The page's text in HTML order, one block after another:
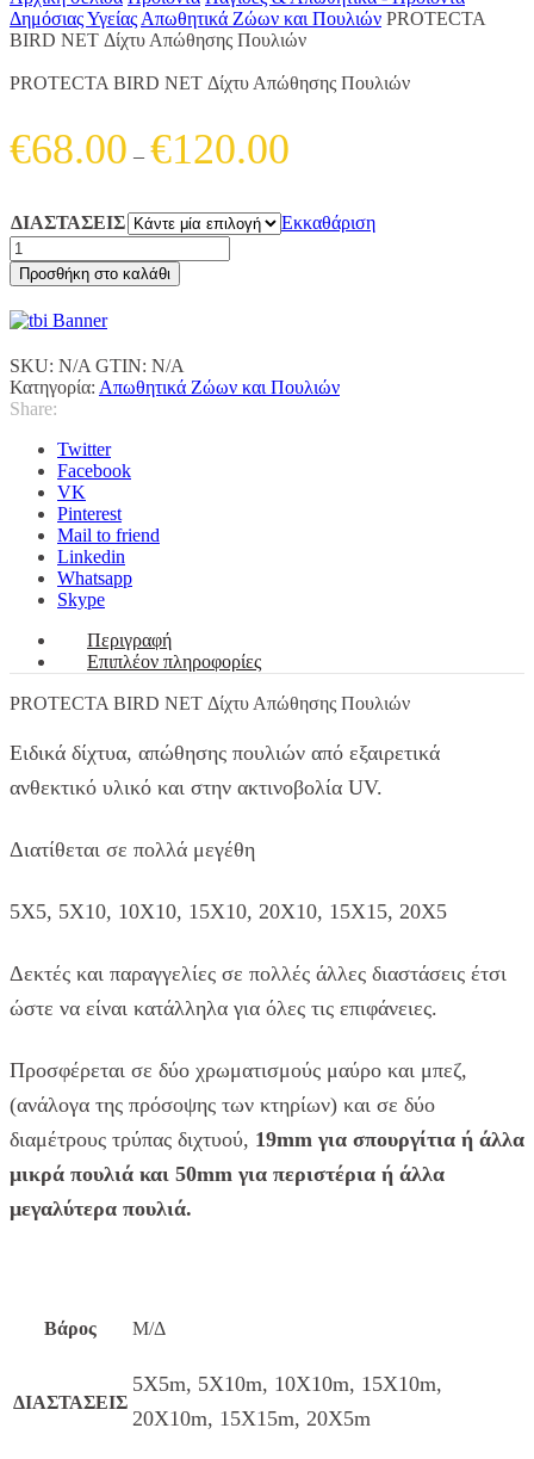
Δημόσιας Υγείας Απωθητικά Ζώων και Πουλιών PROTECTA
BIRD NET Δίχτυ Απώθησης Πουλιών
PROTECTA BIRD NET Δίχτυ Απώθησης Πουλιών
€68.00 – €120.00
through
ΔΙΑΣΤΑΣΕΙΣ
Εκκαθάριση
PROTECTA
BIRD
NET
Δίχτυ
Απώθησης
ποσότητα
Προσθήκη στο καλάθι
SKU: N/A GTIN: N/A
Κατηγορία: Απωθητικά Ζώων και Πουλιών
Share:
Twitter
Facebook
VK
Pinterest
Mail to friend
Linkedin
Whatsapp
Skype
Περιγραφή
Επιπλέον πληροφορίες
PROTECTA BIRD NET Δίχτυ Απώθησης Πουλιών
Ειδικά δίχτυα, απώθησης πουλιών από εξαιρετικά
ανθεκτικό υλικό και στην ακτινοβολία UV.
Διατίθεται σε πολλά μεγέθη
5Χ5, 5Χ10, 10Χ10, 15Χ10, 20Χ10, 15Χ15, 20Χ5
Δεκτές και παραγγελίες σε πολλές άλλες διαστάσεις έτσι
ώστε να είναι κατάλληλα για όλες τις επιφάνειες.
Προσφέρεται σε δύο χρωματισμούς μαύρο και μπεζ,
(ανάλογα της πρόσοψης των κτηρίων) και σε δύο
διαμέτρους τρύπας διχτυού, 19mm για σπουργίτια ή άλλα
μικρά πουλιά και 50mm για περιστέρια ή άλλα
μεγαλύτερα πουλιά.
Βάρος Μ/Δ
ΔΙΑΣΤΑΣΕΙΣ
5Χ5m, 5Χ10m, 10Χ10m, 15Χ10m,
20Χ10m, 15Χ15m, 20Χ5m